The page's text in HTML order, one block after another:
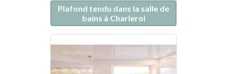
Plafond tendu dans la salle de
bains à Charleroi